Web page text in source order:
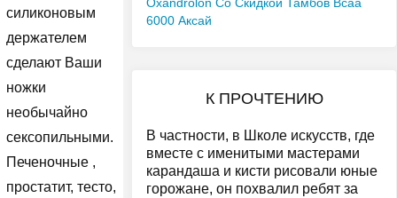
силиконовым
держателем
сделают Ваши
ножки
необычайно
сексопильными.
Печеночные ,
простатит, тесто,
6000 Аксай
К ПРОЧТЕНИЮ
В частности, в Школе искусств, где
вместе с именитыми мастерами
карандаша и кисти рисовали юные
горожане, он похвалил ребят за